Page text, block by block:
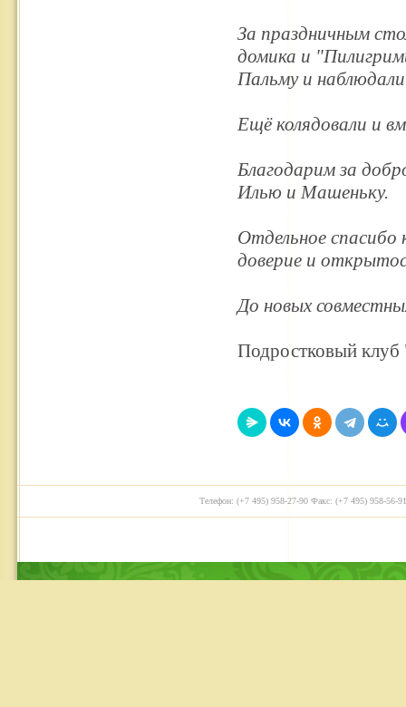
За праздничным
домика и
Пальму и
Ещё колядовали и
Благодарим за
Илью и Машеньку.
Отдельное спасибо
доверие и
До новых
Подростковый клуб
Телефон: (+7 495) 958-27-90 Факс: (+7 495) 958-56-